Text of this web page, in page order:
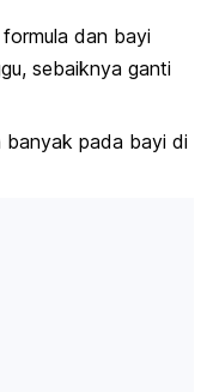
dan bayi
sebaiknya ganti
banyak pada bayi di